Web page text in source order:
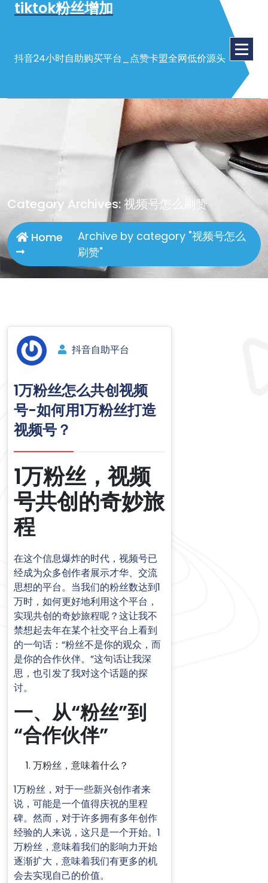
Skiptiktok粉丝增加
抖音24小时自助购买平台_点赞卡盟全网低价源头
Category Archives: 视频号怎么刷赞
Home
Archive by category "视频号怎么
刷赞"
抖音自助平台
1万粉丝怎么共创视频
号-如何用1万粉丝打造
视频号？
1万粉丝，视频
号共创的奇妙旅
程
在这个信息爆炸的时代，视频号已
经成为众多创作者展示才华、交流
思想的平台。当我们的粉丝数达到1
万时，如何更好地利用这个平台，
实现共创的奇妙旅程呢？这让我不
禁想起去年在某个社交平台上看到
的一句话：“粉丝不是你的观众，而
是你的合作伙伴。”这句话让我深
思，也引发了我对这个话题的探
讨。
一、从“粉丝”到
“合作伙伴”
万粉丝，意味着什么？
1万粉丝，对于一些新兴创作者来
说，可能是一个值得庆祝的里程
碑。然而，对于许多拥有多年创作
经验的人来说，这只是一个开始。1
万粉丝，意味着我们的影响力开始
逐渐扩大，意味着我们有更多的机
会去实现自己的价值。